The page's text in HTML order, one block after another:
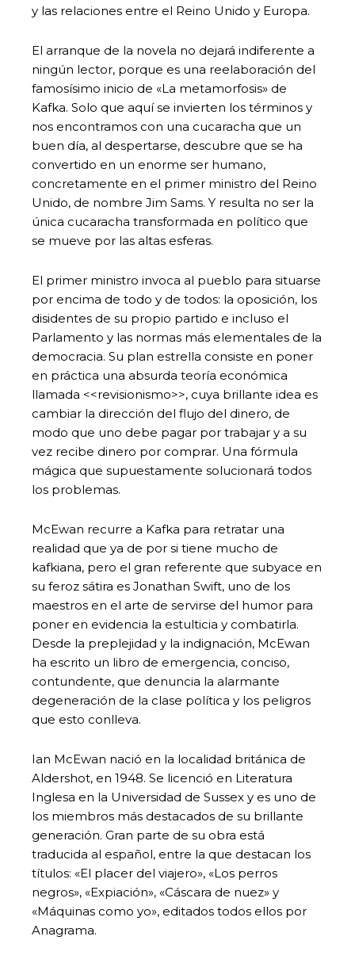
y las relaciones entre el Reino Unido y Europa.
El arranque de la novela no dejará indiferente a
ningún lector, porque es una reelaboración del
famosísimo inicio de «La metamorfosis» de
Kafka. Solo que aquí se invierten los términos y
nos encontramos con una cucaracha que un
buen día, al despertarse, descubre que se ha
convertido en un enorme ser humano,
concretamente en el primer ministro del Reino
Unido, de nombre Jim Sams. Y resulta no ser la
única cucaracha transformada en político que
se mueve por las altas esferas.
El primer ministro invoca al pueblo para situarse
por encima de todo y de todos: la oposición, los
disidentes de su propio partido e incluso el
Parlamento y las normas más elementales de la
democracia. Su plan estrella consiste en poner
en práctica una absurda teoría económica
llamada <<revisionismo>>, cuya brillante idea es
cambiar la dirección del flujo del dinero, de
modo que uno debe pagar por trabajar y a su
vez recibe dinero por comprar. Una fórmula
mágica que supuestamente solucionará todos
los problemas.
McEwan recurre a Kafka para retratar una
realidad que ya de por si tiene mucho de
kafkiana, pero el gran referente que subyace en
su feroz sátira es Jonathan Swift, uno de los
maestros en el arte de servirse del humor para
poner en evidencia la estulticia y combatirla.
Desde la preplejidad y la indignación, McEwan
ha escrito un libro de emergencia, conciso,
contundente, que denuncia la alarmante
degeneración de la clase política y los peligros
que esto conlleva.
Ian McEwan nació en la localidad británica de
Aldershot, en 1948. Se licenció en Literatura
Inglesa en la Universidad de Sussex y es uno de
los miembros más destacados de su brillante
generación. Gran parte de su obra está
traducida al español, entre la que destacan los
títulos: «El placer del viajero», «Los perros
negros», «Expiación», «Cáscara de nuez» y
«Máquinas como yo», editados todos ellos por
Anagrama.